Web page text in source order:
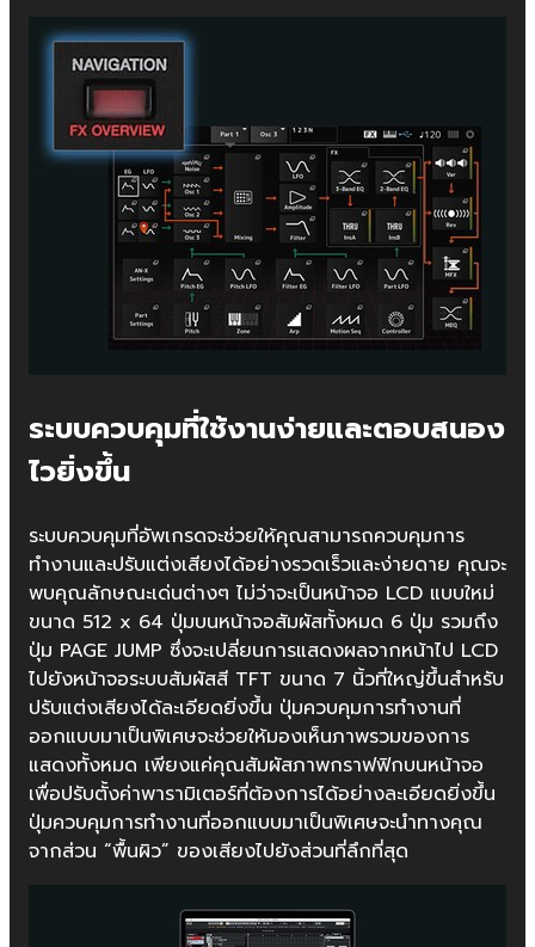
ระบบควบคุมที่ใช้งานง่ายและตอบสนอง
ไวยิ่งขึ้น
ระบบควบคุมที่อัพเกรดจะช่วยให้คุณสามารถควบคุมการ
ทำงานและปรับแต่งเสียงได้อย่างรวดเร็วและง่ายดาย คุณจะ
พบคุณลักษณะเด่นต่างๆ ไม่ว่าจะเป็นหน้าจอ LCD แบบใหม่
ขนาด 512 x 64 ปุ่มบนหน้าจอสัมผัสทั้งหมด 6 ปุ่ม รวมถึง
ปุ่ม PAGE JUMP ซึ่งจะเปลี่ยนการแสดงผลจากหน้าไป LCD
ไปยังหน้าจอระบบสัมผัสสี TFT ขนาด 7 นิ้วที่ใหญ่ขึ้นสำหรับ
ปรับแต่งเสียงได้ละเอียดยิ่งขึ้น ปุ่มควบคุมการทำงานที่
ออกแบบมาเป็นพิเศษจะช่วยให้มองเห็นภาพรวมของการ
แสดงทั้งหมด เพียงแค่คุณสัมผัสภาพกราฟฟิกบนหน้าจอ
เพื่อปรับตั้งค่าพารามิเตอร์ที่ต้องการได้อย่างละเอียดยิ่งขึ้น
ปุ่มควบคุมการทำงานที่ออกแบบมาเป็นพิเศษจะนำทางคุณ
จากส่วน “พื้นผิว” ของเสียงไปยังส่วนที่ลึกที่สุด